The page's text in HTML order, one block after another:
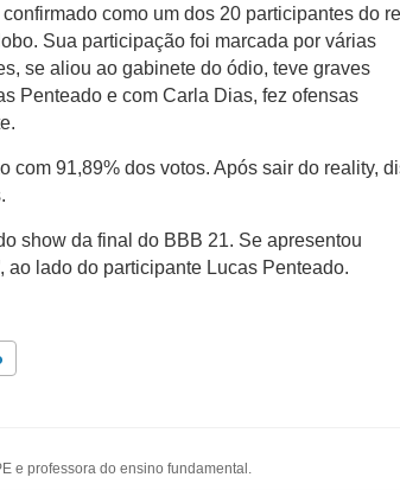
como um dos 20 participantes do
Sua participação foi marcada por várias
se aliou ao gabinete do ódio, teve graves
Penteado e com Carla Dias, fez ofensas
com 91,89% dos votos. Após sair do reality,
show da final do BBB 21. Se apresentou
ao lado do participante Lucas Penteado.
procuro
e professora do ensino fundamental.